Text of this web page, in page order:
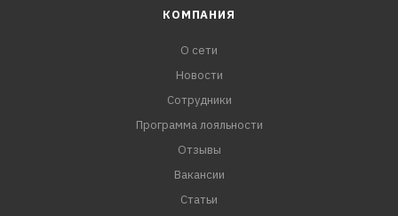
КОМПАНИЯ
О сети
Новости
Сотрудники
Программа лояльности
Отзывы
Вакансии
Статьи